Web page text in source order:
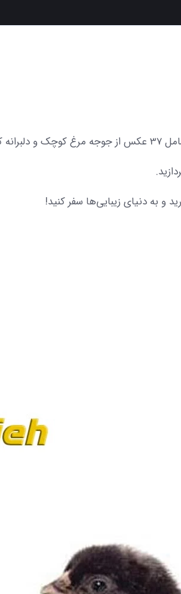
در اینجا شما را به تماشای مجموعه‌ای از عکس‌های متنوع و زیبا دعوت
و به دنیای زیبایی‌ها سفر کنید!